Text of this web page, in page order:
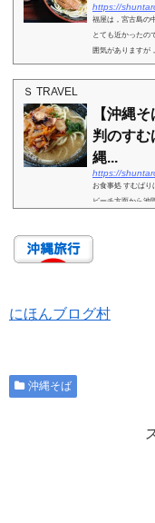
https://
福屋は，宮古島の
とても近かったの
囲気がありますが
アクセス宮古...
Ｓ TRAVEL
【沖縄
判のすむ
縄...
https://
お食事処 すむばり
ビーチ方面から池
にほんブログ村
沖縄そば